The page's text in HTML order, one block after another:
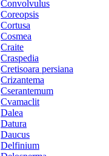
Convolvulus
Coreopsis
Cortusa
Cosmea
Craite
Craspedia
Cretisoara persiana
Crizantema
Cserantemum
Cvamaclit
Dalea
Datura
Daucus
Delfinium